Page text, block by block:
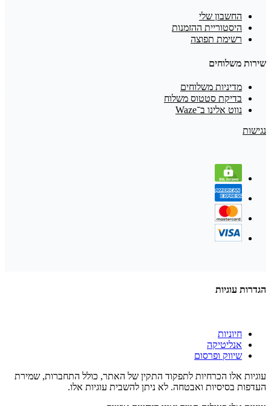
החשבון שלי
היסטוריית ההזמנות
רשימת תפוצה
שירות משלוחים
מדיניות משלוחים
בדיקת סטטוס משלוח
נווט אלינו ב־Waze
נגישות
הגדרות עוגיות
חיוניות
אנליטיקה
שיווק ופרסום
עוגיות אלו הכרחיות לתפקוד התקין של האתר, כולל התחברות, שמירת
העדפות בסיסיות ואבטחה. לא ניתן להשבית עוגיות אלו.